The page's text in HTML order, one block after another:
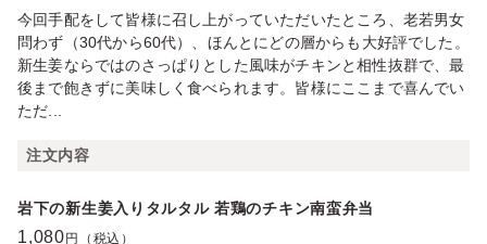
今回手配をして皆様に召し上がっていただいたところ、老若男女
問わず（30代から60代）、ほんとにどの層からも大好評でした。
新生姜ならではのさっぱりとした風味がチキンと相性抜群で、最
後まで飽きずに美味しく食べられます。皆様にここまで喜んでい
ただ...
注文内容
岩下の新生姜入りタルタル 若鶏のチキン南蛮弁当
1,080 円（税込）